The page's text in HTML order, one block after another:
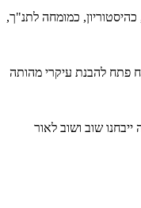
כמומחה לתנ"ך,
פתח להבנת עיקרי מהותה
שוב ושוב לאור